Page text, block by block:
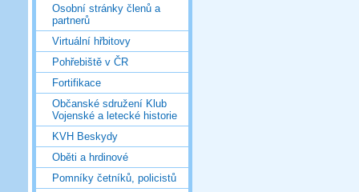
Osobní stránky členů a
partnerů
Virtuální hřbitovy
Pohřebiště v ČR
Fortifikace
Občanské sdružení Klub
Vojenské a letecké historie
KVH Beskydy
Oběti a hrdinové
Pomníky četníků, policistů